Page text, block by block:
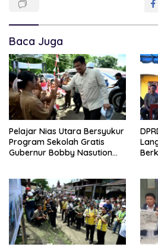
Baca Juga
Pelajar Nias Utara Bersyukur
Program Sekolah Gratis
Gubernur Bobby Nasution